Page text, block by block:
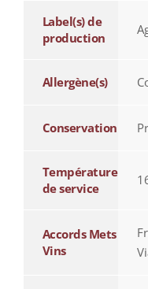
Label(s) de
production
Allergène(s)
Conservation
Température
de service
Accords Mets
Vins